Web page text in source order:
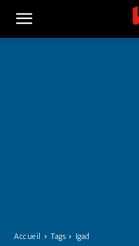
Accueil Tags Igad